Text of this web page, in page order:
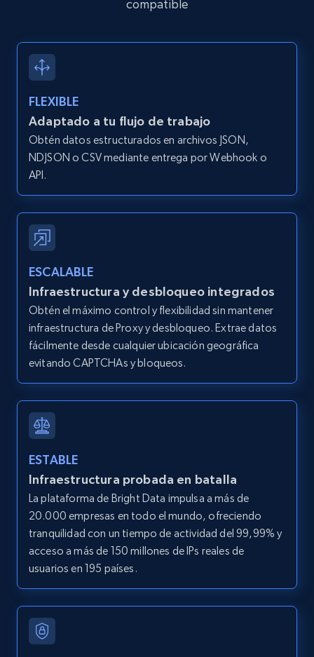
Amazon products global dataset -
Collecting products by keyword search
Title, Seller name, Brand, Description, Initial
price, Currency, Availability, Reviews count, and
more.
Amazon products global dataset - Collects
products by best sellers category URL
Title, Seller name, Brand, Description, Initial
price, Currency, Availability, Reviews count, and
more.
2.1K+ 375+ Prueba gratuita
Amazon products global dataset - Collect
Title, Seller name, Brand, Description, Initial
price, Currency, Availability, Reviews count, and
more.
375+
Amazon products global dataset - Collect
products from Brands URLs
compatible
FLEXIBLE
Adaptado a tu flujo de trabajo
Obtén datos estructurados en archivos JSON,
NDJSON o CSV mediante entrega por Webhook o
API.
ESCALABLE
Infraestructura y desbloqueo integrados
Obtén el máximo control y flexibilidad sin mantener
infraestructura de Proxy y desbloqueo. Extrae datos
fácilmente desde cualquier ubicación geográfica
evitando CAPTCHAs y bloqueos.
ESTABLE
Infraestructura probada en batalla
La plataforma de Bright Data impulsa a más de
20.000 empresas en todo el mundo, ofreciendo
tranquilidad con un tiempo de actividad del 99,99% y
acceso a más de 150 millones de IPs reales de
usuarios en 195 países.